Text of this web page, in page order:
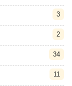
3
2
34
11